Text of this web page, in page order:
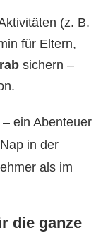
(z. B.
für Eltern,
sichern –
ein Abenteuer
in der
als im
die ganze